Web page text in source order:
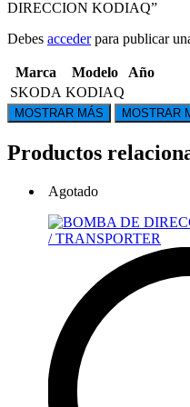
DIRECCION KODIAQ”
Debes accederpara publicar
Marca Modelo
Año
SKODA KODIAQ
Productos
Agotado